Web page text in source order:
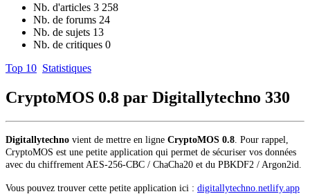
Nb. d'articles 3 258
Nb. de forums 24
Nb. de sujets 13
Nb. de critiques 0
Top 10 Statistiques
CryptoMOS 0.8 par Digitallytechno 330
Digitallytechno vient de mettre en ligne CryptoMOS 0.8 . Pour rappel,
CryptoMOS est une petite application qui permet de sécuriser vos données
avec du chiffrement AES-256-CBC / ChaCha20 et du PBKDF2 / Argon2id.
Vous pouvez trouver cette petite application ici : digitallytechno.netlify.app